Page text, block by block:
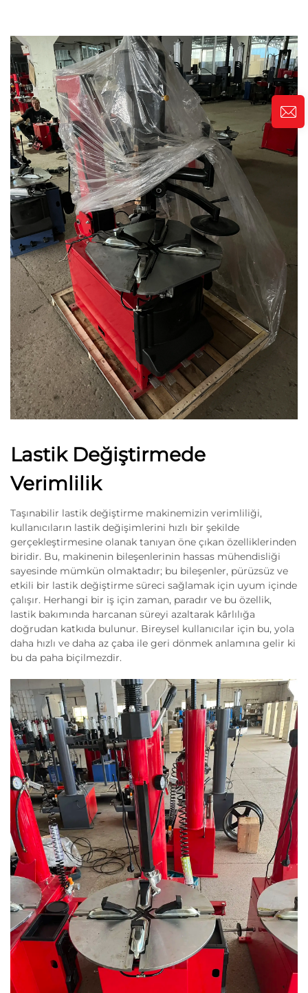
Lastik Değiştirmede
Verimlilik
Taşınabilir lastik değiştirme makinemizin verimliliği,
kullanıcıların lastik değişimlerini hızlı bir şekilde
gerçekleştirmesine olanak tanıyan öne çıkan özelliklerinden
biridir. Bu, makinenin bileşenlerinin hassas mühendisliği
sayesinde mümkün olmaktadır; bu bileşenler, pürüzsüz ve
etkili bir lastik değiştirme süreci sağlamak için uyum içinde
çalışır. Herhangi bir iş için zaman, paradır ve bu özellik,
lastik bakımında harcanan süreyi azaltarak kârlılığa
doğrudan katkıda bulunur. Bireysel kullanıcılar için bu, yola
daha hızlı ve daha az çaba ile geri dönmek anlamına gelir ki
bu da paha biçilmezdir.